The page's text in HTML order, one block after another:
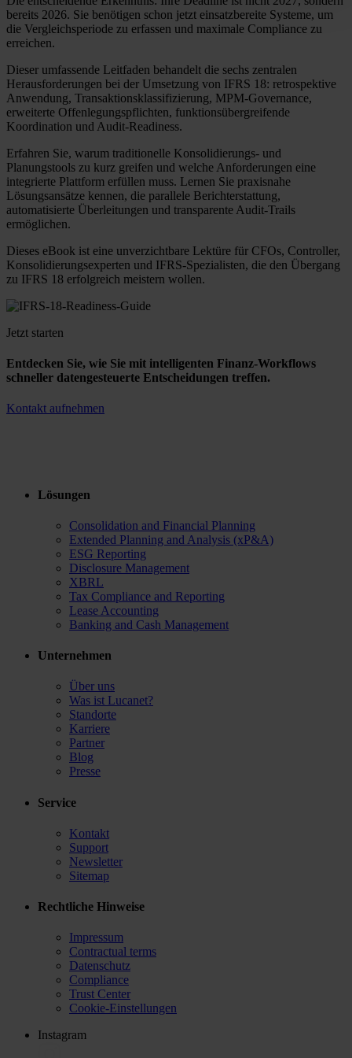
bereits 2026. Sie benötigen schon jetzt einsatzbereite Systeme, um
die Vergleichsperiode zu erfassen und maximale Compliance zu
erreichen.
Dieser umfassende Leitfaden behandelt die sechs zentralen
Herausforderungen bei der Umsetzung von IFRS 18: retrospektive
Anwendung, Transaktionsklassifizierung, MPM-Governance,
erweiterte Offenlegungspflichten, funktionsübergreifende
Koordination und Audit-Readiness.
Erfahren Sie, warum traditionelle Konsolidierungs- und
Planungstools zu kurz greifen und welche Anforderungen eine
integrierte Plattform erfüllen muss. Lernen Sie praxisnahe
Lösungsansätze kennen, die parallele Berichterstattung,
automatisierte Überleitungen und transparente Audit-Trails
ermöglichen.
Dieses eBook ist eine unverzichtbare Lektüre für CFOs, Controller,
Konsolidierungsexperten und IFRS-Spezialisten, die den Übergang
zu IFRS 18 erfolgreich meistern wollen.
Jetzt starten
Entdecken Sie, wie Sie mit intelligenten Finanz-Workflows
schneller datengesteuerte Entscheidungen treffen.
Kontakt aufnehmen
Lösungen
Consolidation and Financial Planning
Extended Planning and Analysis (xP&A)
ESG Reporting
Disclosure Management
XBRL
Tax Compliance and Reporting
Lease Accounting
Banking and Cash Management
Unternehmen
Über uns
Was ist Lucanet?
Standorte
Karriere
Partner
Blog
Presse
Service
Kontakt
Support
Newsletter
Sitemap
Rechtliche Hinweise
Impressum
Contractual terms
Datenschutz
Compliance
Trust Center
Cookie-Einstellungen
Instagram